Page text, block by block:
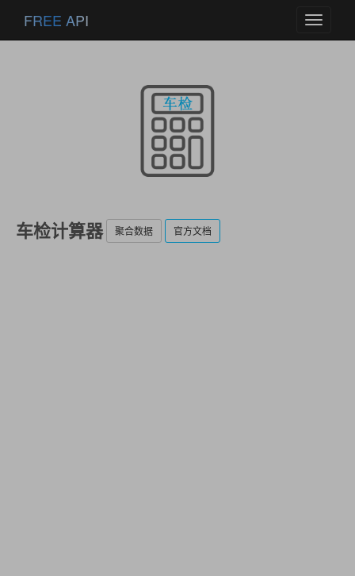
Toggle
FREE API
车检计算器 聚合数据 官方文档